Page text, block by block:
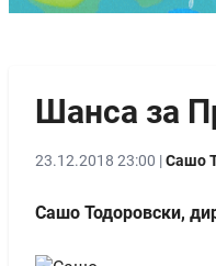
Шанса за
23.12.2018 23:00 |Сашо
Сашо Тодоровски,